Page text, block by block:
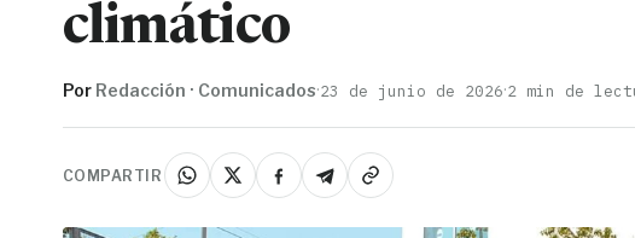
climático
Por Redacción · Comunicados·23 de junio de 2026·2 min de
COMPARTIR